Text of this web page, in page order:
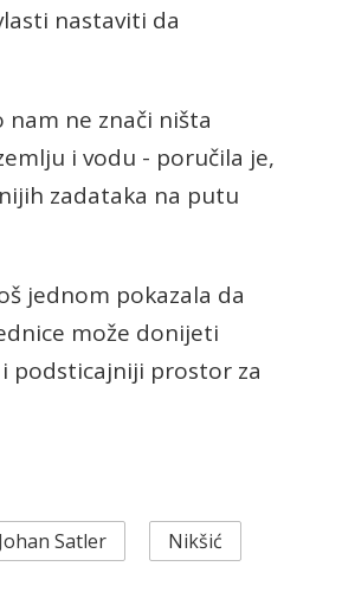
nastaviti da
ne znači ništa
i vodu - poručila je,
zadataka na putu
jednom pokazala da
može donijeti
podsticajniji prostor za
Johan Satler Nikšić